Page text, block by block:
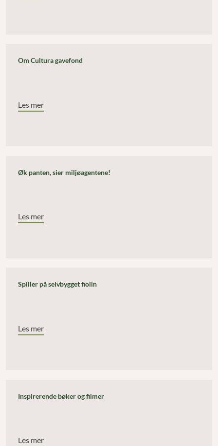
Om Cultura gavefond
Les mer
Øk panten, sier miljøagentene!
Les mer
Spiller på selvbygget fiolin
Les mer
Inspirerende bøker og filmer
Les mer